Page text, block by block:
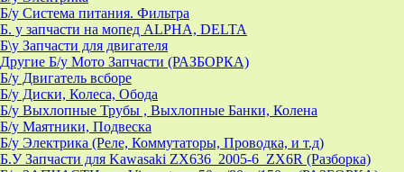
Б/у Система питания. Фильтра
Б. у запчасти на мопед ALPHA, DELTA
Б\у Запчасти для двигателя
Другие Б/у Мото Запчасти (РАЗБОРКА)
Б/у Двигатель всборе
Б/у Диски, Колеса, Обода
Б/у Выхлопные Трубы , Выхлопные Банки, Колена
Б/у Маятники, Подвеска
Б/у Электрика (Реле, Коммутаторы, Проводка, и т.д)
Б.У Запчасти для Kawasaki ZX636_2005-6_ZX6R (Разборка)